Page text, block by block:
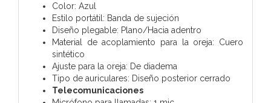
Color: Azul
Estilo portátil: Banda de sujeción
Diseño plegable: Plano/Hacia adentro
Material de acoplamiento para la oreja: Cuero
sintético
Ajuste para la oreja: De diadema
Tipo de auriculares: Diseño posterior cerrado
Telecomunicaciones